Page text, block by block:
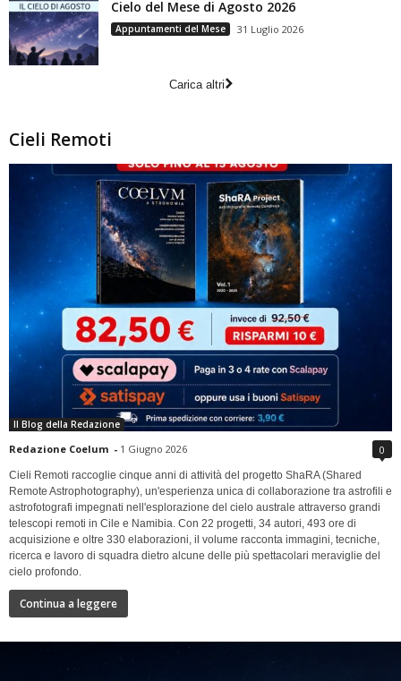
Cielo del Mese di Agosto 2026
Appuntamenti del Mese 31 Luglio 2026
Carica altri
Cieli Remoti
Il Blog della Redazione
Redazione Coelum - 1 Giugno 2026 0
Cieli Remoti raccoglie cinque anni di attività del progetto ShaRA (Shared
Remote Astrophotography), un'esperienza unica di collaborazione tra astrofili e
astrofotografi impegnati nell'esplorazione del cielo australe attraverso grandi
telescopi remoti in Cile e Namibia. Con 22 progetti, 34 autori, 493 ore di
acquisizione e oltre 330 elaborazioni, il volume racconta immagini, tecniche,
ricerca e lavoro di squadra dietro alcune delle più spettacolari meraviglie del
cielo profondo.
Continua a leggere